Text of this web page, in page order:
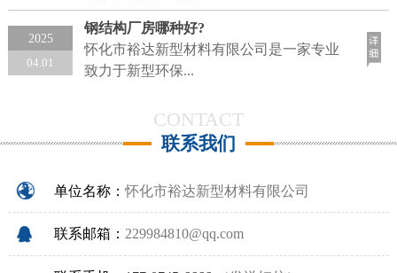
2025
04.01
钢结构厂房哪种好?
怀化市裕达新型材料有限公司是一家专业
致力于新型环保...
CONTACT
联系我们
单位名称：怀化市裕达新型材料有限公司
联系邮箱： 229984810@qq.com